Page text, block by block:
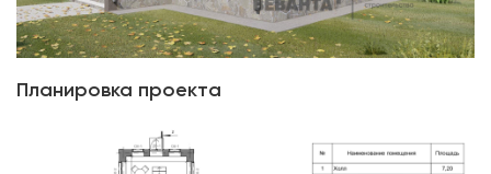
Планировка проекта